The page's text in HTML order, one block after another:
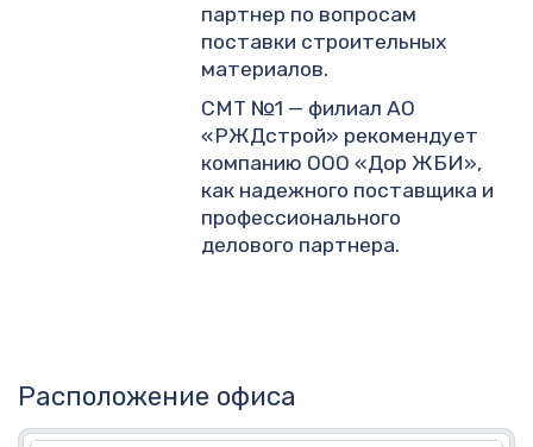
партнер по вопросам
поставки строительных
материалов.
СМТ №1 — филиал АО
«РЖДстрой» рекомендует
компанию ООО «Дор ЖБИ»,
как надежного поставщика и
профессионального
делового партнера.
Расположение офиса